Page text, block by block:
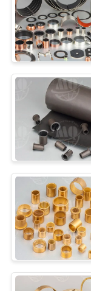
AU
SUJET
DE
NOUS
VISITE
D'USINE
CONTRÔLE
QUALITÉ
NOUS
pain
Petit